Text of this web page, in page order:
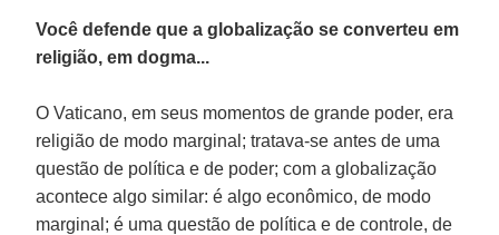
Você defende que a globalização se converteu em
religião, em dogma...
O Vaticano, em seus momentos de grande poder, era
religião de modo marginal; tratava-se antes de uma
questão de política e de poder; com a globalização
acontece algo similar: é algo econômico, de modo
marginal; é uma questão de política e de controle, de